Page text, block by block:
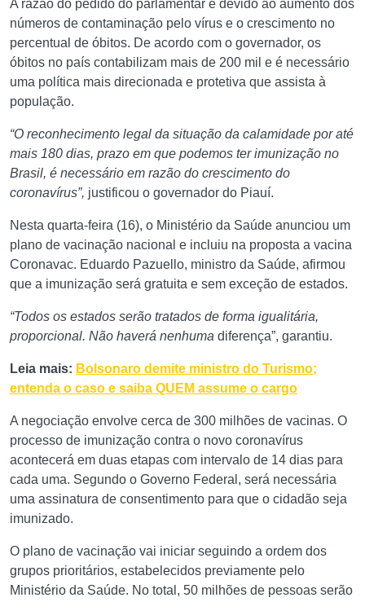
A razão do pedido do parlamentar é devido ao aumento dos
números de contaminação pelo vírus e o crescimento no
percentual de óbitos. De acordo com o governador, os
óbitos no país contabilizam mais de 200 mil e é necessário
uma política mais direcionada e protetiva que assista à
população.
“O reconhecimento legal da situação da calamidade por até
mais 180 dias, prazo em que podemos ter imunização no
Brasil, é necessário em razão do crescimento do
coronavírus”, justificou o governador do Piauí.
Nesta quarta-feira (16), o Ministério da Saúde anunciou um
plano de vacinação nacional e incluiu na proposta a vacina
Coronavac. Eduardo Pazuello, ministro da Saúde, afirmou
que a imunização será gratuita e sem exceção de estados.
“Todos os estados serão tratados de forma igualitária,
proporcional. Não haverá nenhuma diferença”, garantiu.
Leia mais: Bolsonaro demite ministro do Turismo;
entenda o caso e saiba QUEM assume o cargo
A negociação envolve cerca de 300 milhões de vacinas. O
processo de imunização contra o novo coronavírus
acontecerá em duas etapas com intervalo de 14 dias para
cada uma. Segundo o Governo Federal, será necessária
uma assinatura de consentimento para que o cidadão seja
imunizado.
O plano de vacinação vai iniciar seguindo a ordem dos
grupos prioritários, estabelecidos previamente pelo
Ministério da Saúde. No total, 50 milhões de pessoas serão